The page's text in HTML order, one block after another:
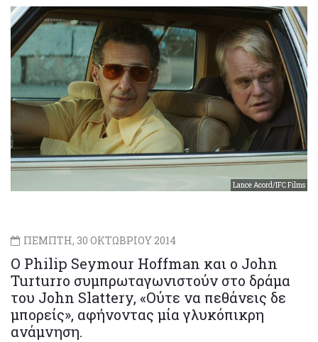
Lance Acord/IFC Films
ΠΕΜΠΤΗ, 30 ΟΚΤΩΒΡΙΟΥ 2014
O Philip Seymour Hoffman και ο John
Turturro συμπρωταγωνιστούν στο δράμα
του John Slattery, «Ούτε να πεθάνεις δε
μπορείς», αφήνοντας μία γλυκόπικρη
ανάμνηση.